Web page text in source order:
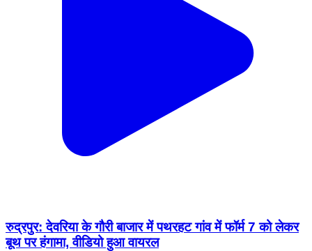
रुद्रपुर: देवरिया के गौरी बाजार में पथरहट गांव में फॉर्म 7 को लेकर
बूथ पर हंगामा, वीडियो हुआ वायरल